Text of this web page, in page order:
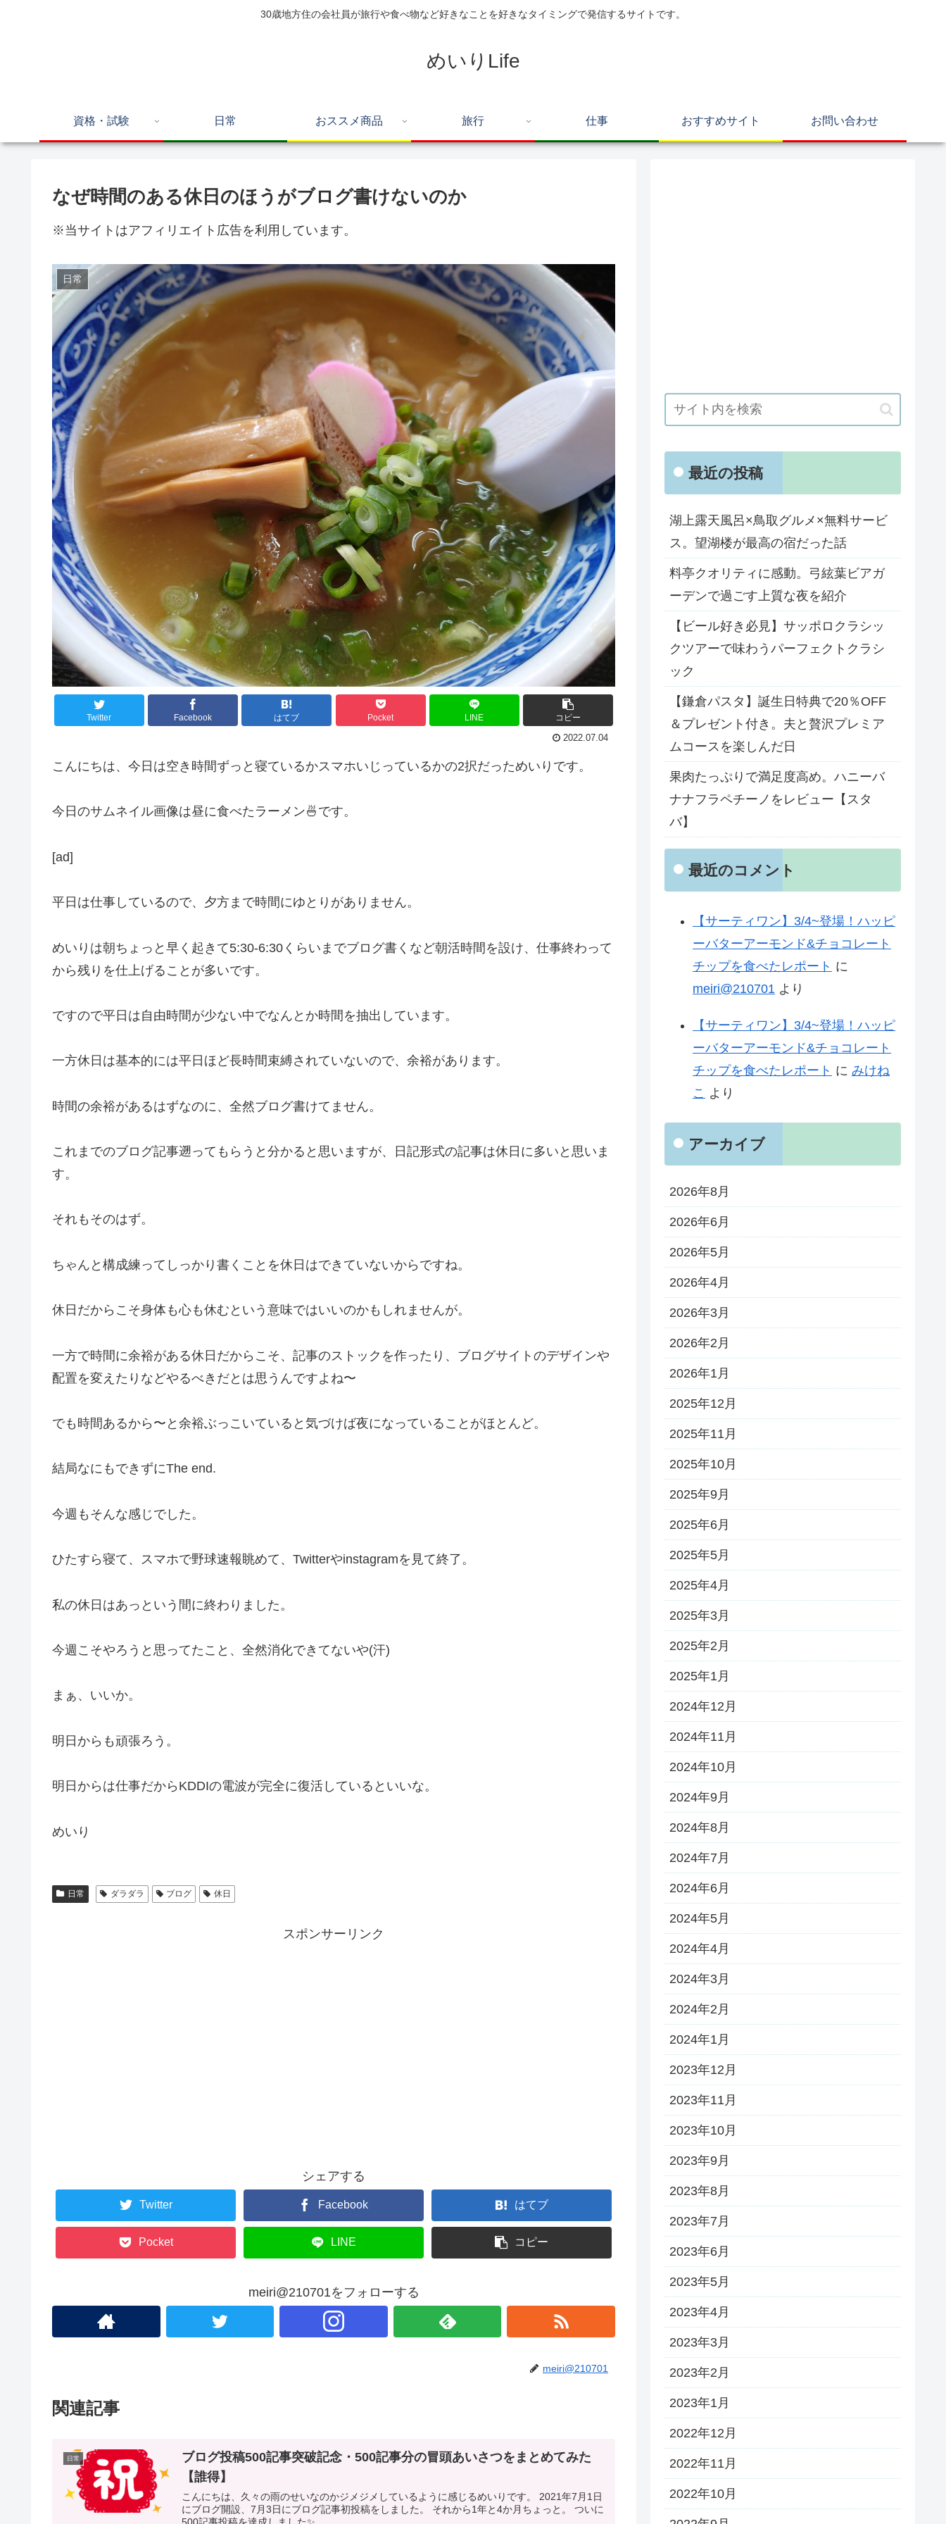
30歳地方住の会社員が旅行や食べ物など好きなことを好きなタイミングで発信するサイトです。
めいりLife
資格・試験 日常 おススメ商品 旅行 仕事 おすすめサイト お問い合わせ
なぜ時間のある休日のほうがブログ書けないのか
※当サイトはアフィリエイト広告を利用しています。
日常
Twitter Facebook はてブ Pocket LINE コピー
2022.07.04
こんにちは、今日は空き時間ずっと寝ているかスマホいじっているかの2択だっためいりです。
今日のサムネイル画像は昼に食べたラーメン🍜です。
[ad]
平日は仕事しているので、夕方まで時間にゆとりがありません。
めいりは朝ちょっと早く起きて5:30-6:30くらいまでブログ書くなど朝活時間を設け、仕事終わって
から残りを仕上げることが多いです。
ですので平日は自由時間が少ない中でなんとか時間を抽出しています。
一方休日は基本的には平日ほど長時間束縛されていないので、余裕があります。
時間の余裕があるはずなのに、全然ブログ書けてません。
これまでのブログ記事遡ってもらうと分かると思いますが、日記形式の記事は休日に多いと思いま
す。
それもそのはず。
ちゃんと構成練ってしっかり書くことを休日はできていないからですね。
休日だからこそ身体も心も休むという意味ではいいのかもしれませんが。
一方で時間に余裕がある休日だからこそ、記事のストックを作ったり、ブログサイトのデザインや
配置を変えたりなどやるべきだとは思うんですよね〜
でも時間あるから〜と余裕ぶっこいていると気づけば夜になっていることがほとんど。
結局なにもできずにThe end.
今週もそんな感じでした。
ひたすら寝て、スマホで野球速報眺めて、Twitterやinstagramを見て終了。
私の休日はあっという間に終わりました。
今週こそやろうと思ってたこと、全然消化できてないや(汗)
まぁ、いいか。
明日からも頑張ろう。
明日からは仕事だからKDDIの電波が完全に復活しているといいな。
めいり
日常 ダラダラ ブログ 休日
スポンサーリンク
シェアする
Twitter Facebook はてブ
Pocket LINE コピー
meiri@210701をフォローする
meiri@210701
関連記事
日常
ブログ投稿500記事突破記念・500記事分の冒頭あいさつをまとめてみた
【誰得】
こんにちは、久々の雨のせいなのかジメジメしているように感じるめいりです。 2021年7月1日
にブログ開設、7月3日にブログ記事初投稿をしました。 それから1年と4か月ちょっと。 ついに
最近の投稿
湖上露天風呂×鳥取グルメ×無料サービ
ス。望湖楼が最高の宿だった話
料亭クオリティに感動。弓絃葉ビアガ
ーデンで過ごす上質な夜を紹介
【ビール好き必見】サッポロクラシッ
クツアーで味わうパーフェクトクラシ
ック
【鎌倉パスタ】誕生日特典で20％OFF
＆プレゼント付き。夫と贅沢プレミア
ムコースを楽しんだ日
果肉たっぷりで満足度高め。ハニーバ
ナナフラペチーノをレビュー【スタ
バ】
最近のコメント
【サーティワン】3/4~登場！ハッピ
ーバターアーモンド&チョコレート
チップを食べたレポート に
meiri@210701 より
【サーティワン】3/4~登場！ハッピ
ーバターアーモンド&チョコレート
チップを食べたレポート に みけね
こ より
アーカイブ
2026年8月
2026年6月
2026年5月
2026年4月
2026年3月
2026年2月
2026年1月
2025年12月
2025年11月
2025年10月
2025年9月
2025年6月
2025年5月
2025年4月
2025年3月
2025年2月
2025年1月
2024年12月
2024年11月
2024年10月
2024年9月
2024年8月
2024年7月
2024年6月
2024年5月
2024年4月
2024年3月
2024年2月
2024年1月
2023年12月
2023年11月
2023年10月
2023年9月
2023年8月
2023年7月
2023年6月
2023年5月
2023年4月
2023年3月
2023年2月
2023年1月
2022年12月
2022年11月
2022年10月